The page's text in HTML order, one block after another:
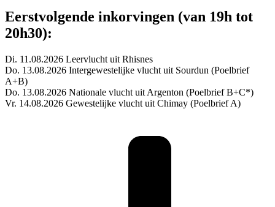
Eerstvolgende inkorvingen (van 19h tot
20h30):
Di. 11.08.2026 Leervlucht uit Rhisnes
Do. 13.08.2026 Intergewestelijke vlucht uit Sourdun (Poelbrief
A+B)
Do. 13.08.2026 Nationale vlucht uit Argenton (Poelbrief B+C*)
Vr. 14.08.2026 Gewestelijke vlucht uit Chimay (Poelbrief A)